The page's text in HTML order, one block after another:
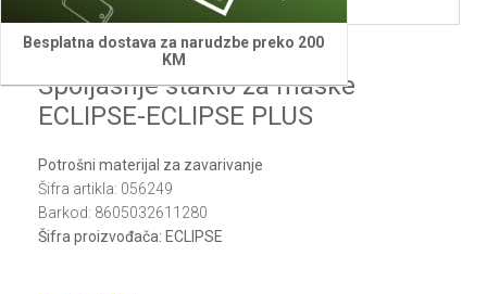
Besplatna dostava za narudzbe preko 200
KM
Villager
Spoljasnje staklo za maske
ECLIPSE-ECLIPSE PLUS
Potrošni materijal za zavarivanje
Šifra artikla: 056249
Barkod: 8605032611280
Šifra proizvođača: ECLIPSE